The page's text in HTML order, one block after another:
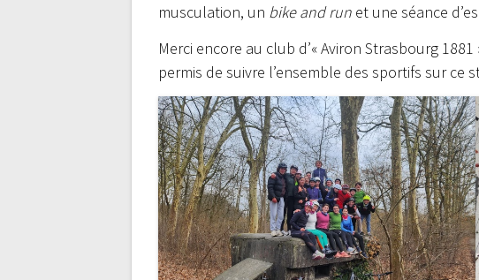
musculation, un bike and run et une séance
Merci encore au club d’« Aviron Strasbourg
permis de suivre l’ensemble des sportifs sur ce